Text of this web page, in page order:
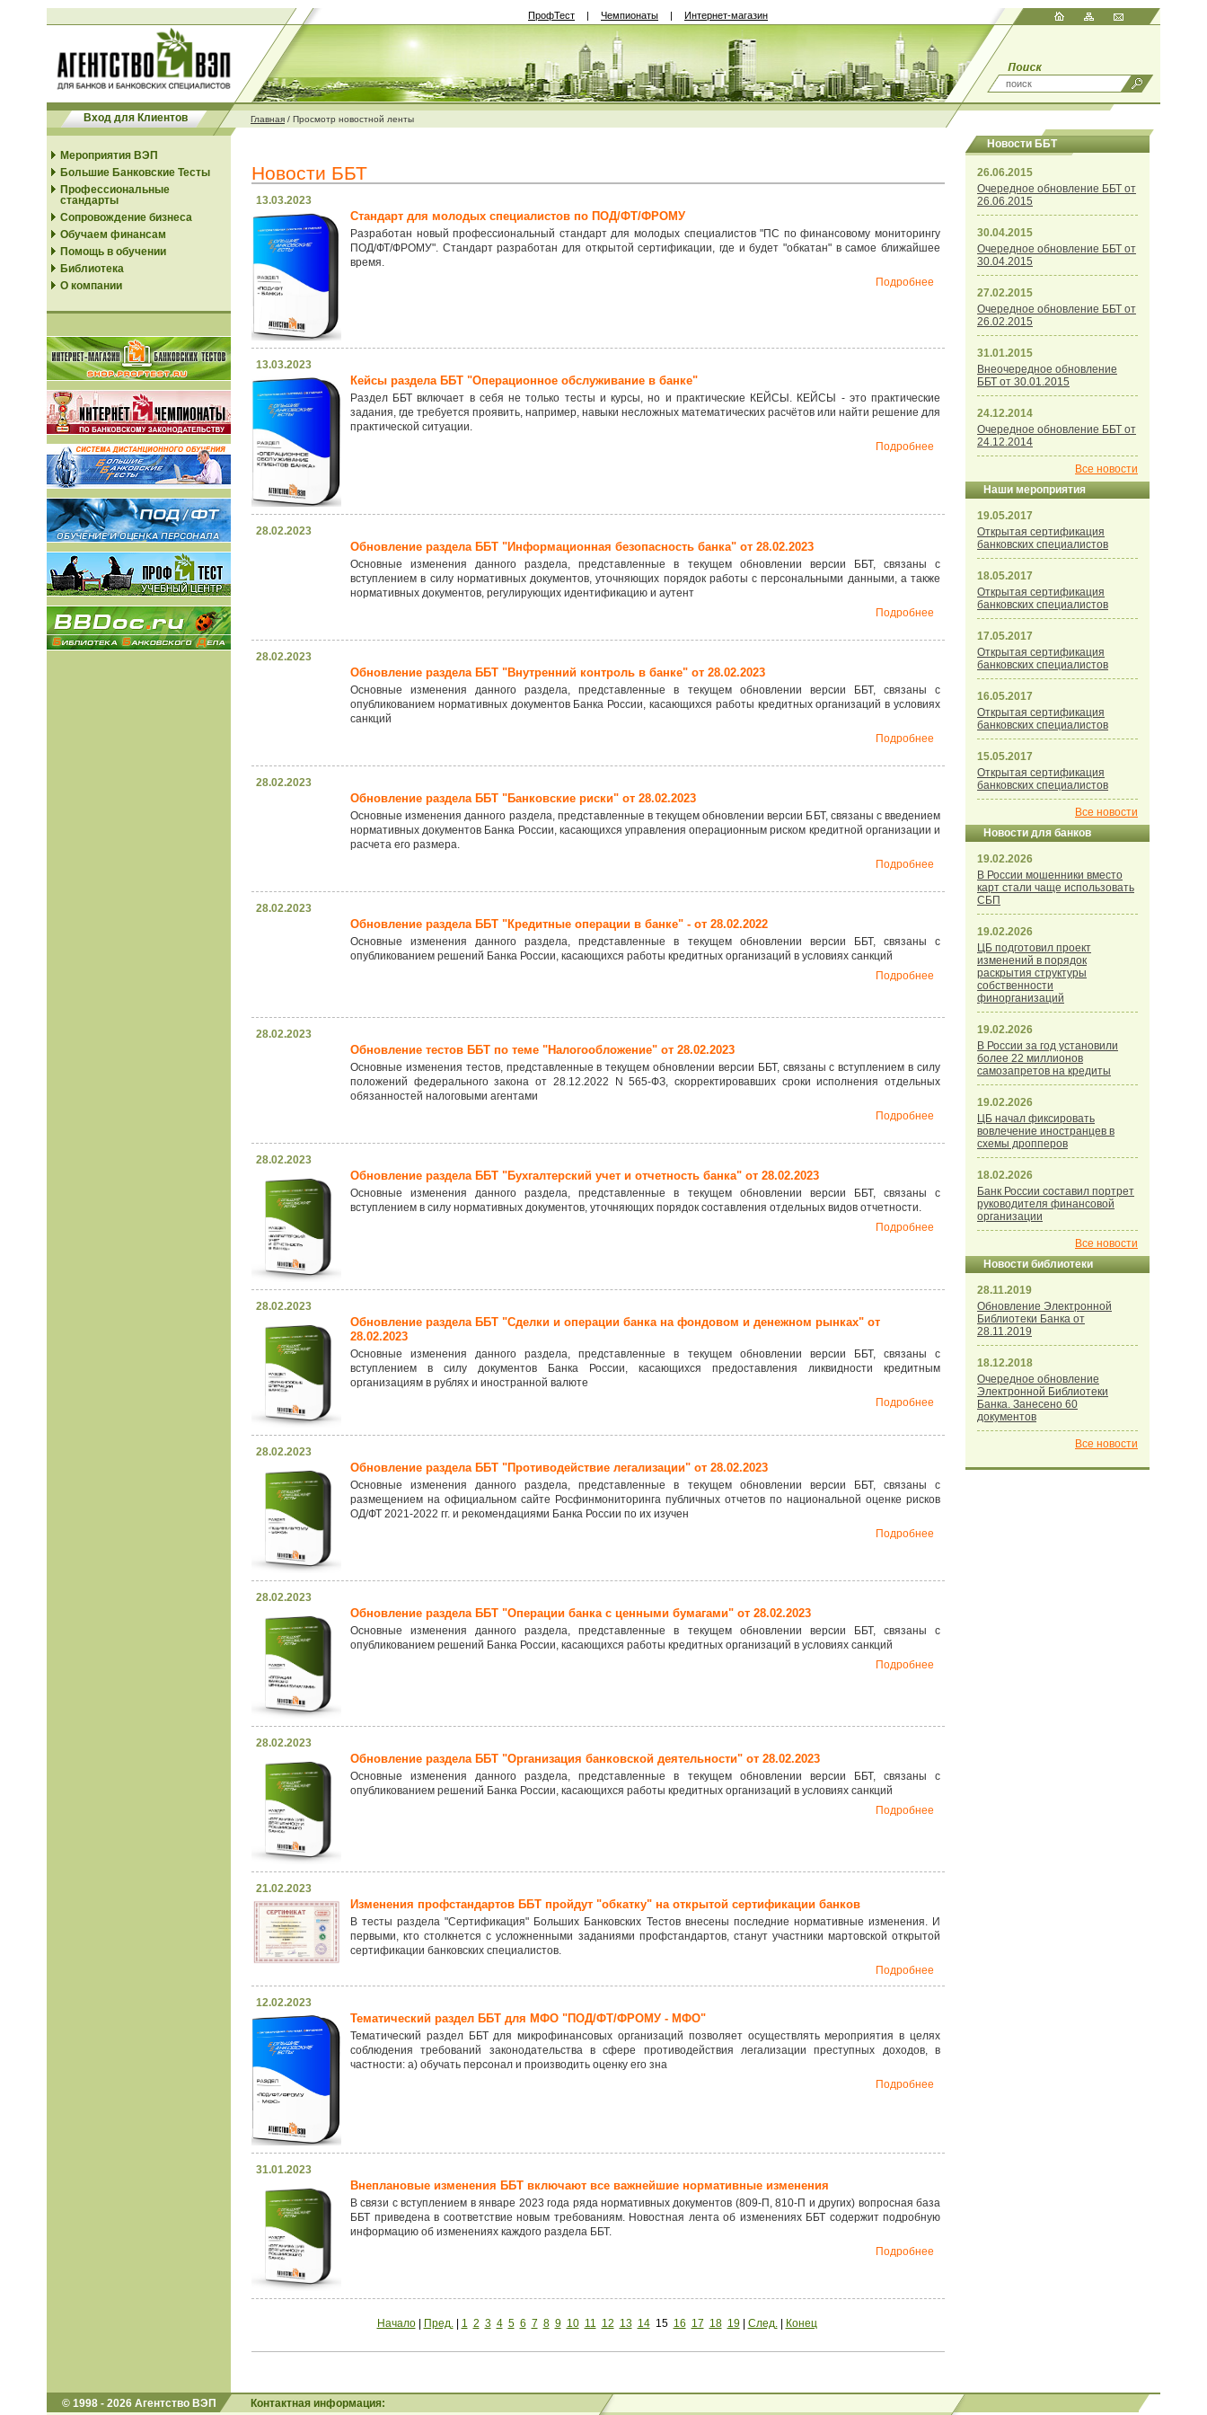
ПрофТест | Чемпионаты | Интернет-магазин
Вход для Клиентов Главная / Просмотр новостной ленты
Мероприятия ВЭП
Большие Банковские Тесты
Профессиональные
стандарты
Сопровождение бизнеса
Обучаем финансам
Помощь в обучении
Библиотека
О компании
Новости ББТ
13.03.2023
Стандарт для молодых специалистов по ПОД/ФТ/ФРОМУ
Разработан новый профессиональный стандарт для молодых специалистов "ПС по финансовому мониторингу
ПОД/ФТ/ФРОМУ". Стандарт разработан для открытой сертификации, где и будет "обкатан" в самое ближайшее
время.
Подробнее
13.03.2023
Кейсы раздела ББТ "Операционное обслуживание в банке"
Раздел ББТ включает в себя не только тесты и курсы, но и практические КЕЙСЫ. КЕЙСЫ - это практические
задания, где требуется проявить, например, навыки несложных математических расчётов или найти решение для
практической ситуации.
Подробнее
28.02.2023
Обновление раздела ББТ "Информационная безопасность банка" от 28.02.2023
Основные изменения данного раздела, представленные в текущем обновлении версии ББТ, связаны с
вступлением в силу нормативных документов, уточняющих порядок работы с персональными данными, а также
нормативных документов, регулирующих идентификацию и аутент
Подробнее
28.02.2023
Обновление раздела ББТ "Внутренний контроль в банке" от 28.02.2023
Основные изменения данного раздела, представленные в текущем обновлении версии ББТ, связаны с
опубликованием нормативных документов Банка России, касающихся работы кредитных организаций в условиях
санкций
Подробнее
28.02.2023
Обновление раздела ББТ "Банковские риски" от 28.02.2023
Основные изменения данного раздела, представленные в текущем обновлении версии ББТ, связаны с введением
нормативных документов Банка России, касающихся управления операционным риском кредитной организации и
расчета его размера.
Подробнее
28.02.2023
Обновление раздела ББТ "Кредитные операции в банке" - от 28.02.2022
Основные изменения данного раздела, представленные в текущем обновлении версии ББТ, связаны с
опубликованием решений Банка России, касающихся работы кредитных организаций в условиях санкций
Подробнее
28.02.2023
Обновление тестов ББТ по теме "Налогообложение" от 28.02.2023
Основные изменения тестов, представленные в текущем обновлении версии ББТ, связаны с вступлением в силу
положений федерального закона от 28.12.2022 N 565-ФЗ, скорректировавших сроки исполнения отдельных
обязанностей налоговыми агентами
Подробнее
28.02.2023
Обновление раздела ББТ "Бухгалтерский учет и отчетность банка" от 28.02.2023
Основные изменения данного раздела, представленные в текущем обновлении версии ББТ, связаны с
вступлением в силу нормативных документов, уточняющих порядок составления отдельных видов отчетности.
Подробнее
28.02.2023
Обновление раздела ББТ "Сделки и операции банка на фондовом и денежном рынках" от
28.02.2023
Основные изменения данного раздела, представленные в текущем обновлении версии ББТ, связаны с
вступлением в силу документов Банка России, касающихся предоставления ликвидности кредитным
организациям в рублях и иностранной валюте
Подробнее
28.02.2023
Обновление раздела ББТ "Противодействие легализации" от 28.02.2023
Основные изменения данного раздела, представленные в текущем обновлении версии ББТ, связаны с
размещением на официальном сайте Росфинмониторинга публичных отчетов по национальной оценке рисков
ОД/ФТ 2021-2022 гг. и рекомендациями Банка России по их изучен
Подробнее
28.02.2023
Обновление раздела ББТ "Операции банка с ценными бумагами" от 28.02.2023
Основные изменения данного раздела, представленные в текущем обновлении версии ББТ, связаны с
опубликованием решений Банка России, касающихся работы кредитных организаций в условиях санкций
Подробнее
28.02.2023
Обновление раздела ББТ "Организация банковской деятельности" от 28.02.2023
Основные изменения данного раздела, представленные в текущем обновлении версии ББТ, связаны с
опубликованием решений Банка России, касающихся работы кредитных организаций в условиях санкций
Подробнее
21.02.2023
Изменения профстандартов ББТ пройдут "обкатку" на открытой сертификации банков
В тесты раздела "Сертификация" Больших Банковских Тестов внесены последние нормативные изменения. И
первыми, кто столкнется с усложненными заданиями профстандартов, станут участники мартовской открытой
сертификации банковских специалистов.
Подробнее
12.02.2023
Тематический раздел ББТ для МФО "ПОД/ФТ/ФРОМУ - МФО"
Тематический раздел ББТ для микрофинансовых организаций позволяет осуществлять мероприятия в целях
соблюдения требований законодательства в сфере противодействия легализации преступных доходов, в
частности: а) обучать персонал и производить оценку его зна
Подробнее
31.01.2023
Внеплановые изменения ББТ включают все важнейшие нормативные изменения
В связи с вступлением в январе 2023 года ряда нормативных документов (809-П, 810-П и других) вопросная база
ББТ приведена в соответствие новым требованиям. Новостная лента об изменениях ББТ содержит подробную
информацию об изменениях каждого раздела ББТ.
Подробнее
Начало| Пред.| 1 2 3 4 5 6 7 8 9 10 11 12 13 1415 16 17 18 19| След.| Конец
Новости ББТ
26.06.2015
Очередное обновление ББТ от
26.06.2015
30.04.2015
Очередное обновление ББТ от
30.04.2015
27.02.2015
Очередное обновление ББТ от
26.02.2015
31.01.2015
Внеочередное обновление
ББТ от 30.01.2015
24.12.2014
Очередное обновление ББТ от
24.12.2014
Все новости
Наши мероприятия
19.05.2017
Открытая сертификация
банковских специалистов
18.05.2017
Открытая сертификация
банковских специалистов
17.05.2017
Открытая сертификация
банковских специалистов
16.05.2017
Открытая сертификация
банковских специалистов
15.05.2017
Открытая сертификация
банковских специалистов
Все новости
Новости для банков
19.02.2026
В России мошенники вместо
карт стали чаще использовать
СБП
19.02.2026
ЦБ подготовил проект
изменений в порядок
раскрытия структуры
собственности
финорганизаций
19.02.2026
В России за год установили
более 22 миллионов
самозапретов на кредиты
19.02.2026
ЦБ начал фиксировать
вовлечение иностранцев в
схемы дропперов
18.02.2026
Банк России составил портрет
руководителя финансовой
организации
Все новости
Новости библиотеки
28.11.2019
Обновление Электронной
Библиотеки Банка от
28.11.2019
18.12.2018
Очередное обновление
Электронной Библиотеки
Банка. Занесено 60
документов
Все новости
© 1998 - 2026 Агентство ВЭП Контактная информация: